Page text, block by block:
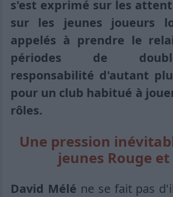
s'est exprimé sur les
sur les jeunes joueurs
appelés à prendre le
périodes de
responsabilité d'autant
pour un club habitué à
rôles.
Une pression
jeunes Rouge
David Mélé ne se fait pas